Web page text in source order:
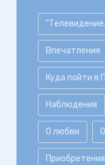
Впечатления
Куда пойти в
Наблюдения
О любви
Приобретения